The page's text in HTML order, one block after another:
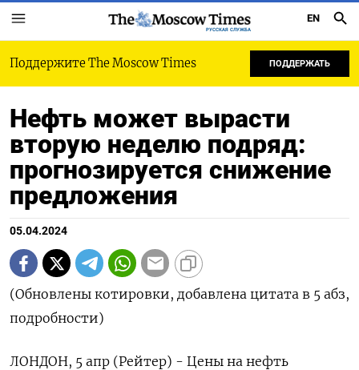
РУССКАЯ СЛУЖБА
EN
Поддержите The Moscow Times ПОДДЕРЖАТЬ
Нефть может вырасти
вторую неделю подряд:
прогнозируется снижение
предложения
05.04.2024
(Обновлены котировки, добавлена цитата в 5 абз,
подробности)
ЛОНДОН, 5 апр (Рейтер) - Цены на нефть